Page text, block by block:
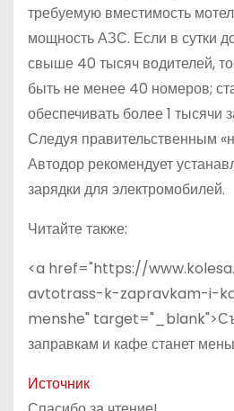
требуемую вместимость
мощность АЗС. Если в сутки
свыше 40 тысяч водителей,
быть не менее 40 номеров;
обеспечивать более 1 тысячи
Следуя правительственным
Автодор рекомендует
зарядки для электромобилей.
Читайте также:
<a href="https://
avtotrass-k-zapravkam-i-
menshe"
заправкам и кафе станет
Источник